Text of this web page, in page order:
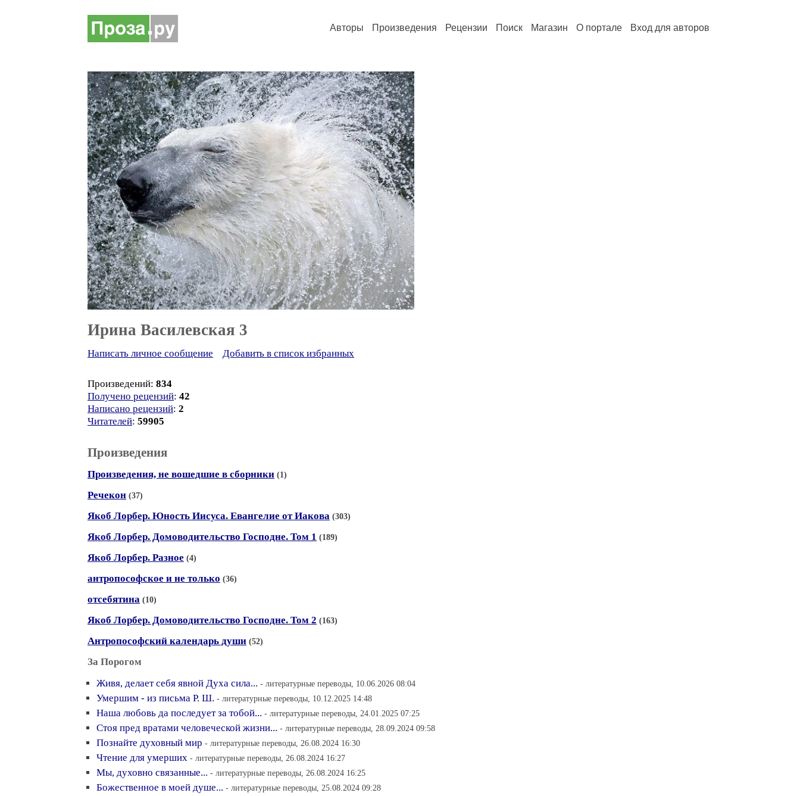
Авторы Произведения Рецензии Поиск Магазин О портале Вход для авторов
Ирина Василевская 3
Написать личное сообщение Добавить в список избранных
Произведений: 834
Получено рецензий: 42
Написано рецензий: 2
Читателей: 59905
Произведения
Произведения, не вошедшие в сборники (1)
Речекон (37)
Якоб Лорбер. Юность Иисуса. Евангелие от Иакова (303)
Якоб Лорбер. Домоводительство Господне. Том 1 (189)
Якоб Лорбер. Разное (4)
антропософское и не только (36)
отсебятина (10)
Якоб Лорбер. Домоводительство Господне. Том 2 (163)
Антропософский календарь души (52)
За Порогом
Живя, делает себя явной Духа сила... - литературные переводы, 10.06.2026 08:04
Умершим - из письма Р. Ш. - литературные переводы, 10.12.2025 14:48
Наша любовь да последует за тобой... - литературные переводы, 24.01.2025 07:25
Стоя пред вратами человеческой жизни... - литературные переводы, 28.09.2024 09:58
Познайте духовный мир - литературные переводы, 26.08.2024 16:30
Чтение для умерших - литературные переводы, 26.08.2024 16:27
Мы, духовно связанные... - литературные переводы, 26.08.2024 16:25
Божественное в моей душе... - литературные переводы, 25.08.2024 09:28